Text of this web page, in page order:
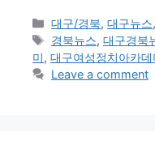
Categories
대구/경북,대구뉴스,
Tags
경북뉴스,대구경북
미, 대구여성정치아카데
Leave a comment